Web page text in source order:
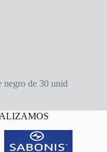
negro de 30 unid